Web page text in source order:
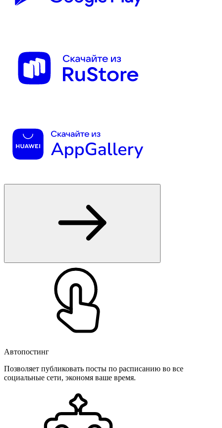
Автопостинг
Позволяет публиковать посты по расписанию во все
социальные сети, экономя ваше время.